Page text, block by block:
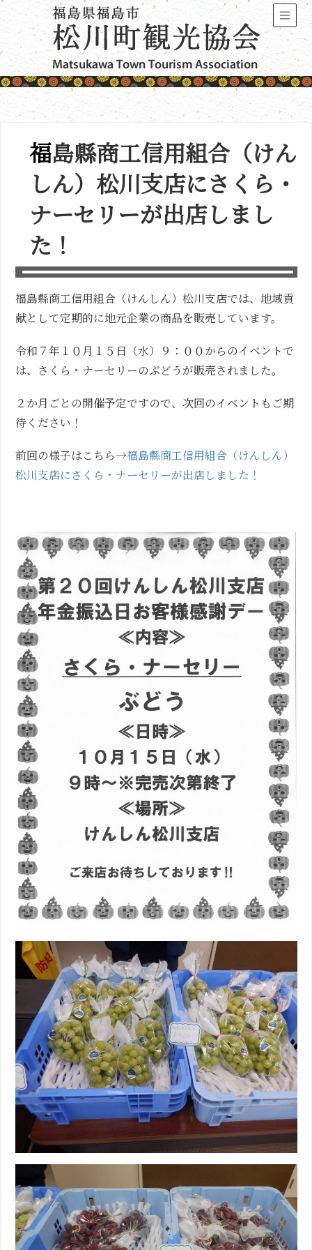
福島縣商工信用組合（けん
しん）松川支店にさくら・
ナーセリーが出店しまし
た！
福島縣商工信用組合（けんしん）松川支店では、地域貢
献として定期的に地元企業の商品を販売しています。
令和７年１０月１５日（水）９：００からのイベントで
は、さくら・ナーセリーのぶどうが販売されました。
２か月ごとの開催予定ですので、次回のイベントもご期
待ください！
前回の様子はこちら→福島縣商工信用組合（けんしん）
松川支店にさくら・ナーセリーが出店しました！